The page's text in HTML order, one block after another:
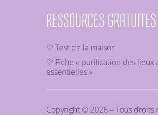
RESSOURCES GRATUITES
♡ Test de la maison
♡ Fiche « purification des lieux
essentielles »
Copyright © 2026 – Tous droits